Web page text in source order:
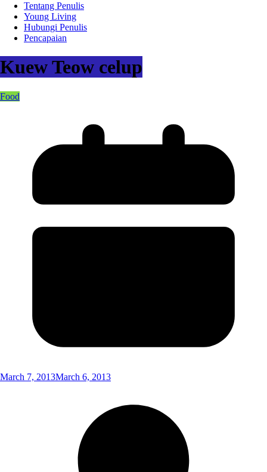
Tentang Penulis
Young Living
Hubungi Penulis
Pencapaian
Kuew Teow celup
Food
March 7, 2013March 6, 2013